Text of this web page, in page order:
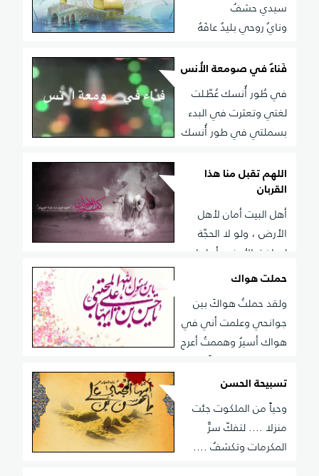
سيدي حشفُ
ونايُ روحي بليدٌ عافَهُ
فَناءٌ في صومعة الأُنس
في طُور أُنسك عُطّـلت
لغتي وتعثرت في البدء
بسملتي في طور أُنسك
اللهم تقبل منا هذا
القربان
أهل البيت أمان لأهل
الأرض ، ولو لا الحجّة
لساخت الأرض بأهلها ،
لكن المفارقة أن دم الحسين عليه السلام كان هو الأمان
لأمة انحرفت حتى استحقت عذاب الاستئصال ، فقدّم
نفسه الشريفة ليأمن أهل الأرض ..
حملت هواك
ولقد حملتُ هواكَ بين
جوانحي وعلمت أني في
هواك أسيرُ وهممتُ أعرج
نحو قدسك موقناً درب الهوى للعاشقين قصيرُ
تسبيحة الحسن
وحياً من الملكوت جئت
منزلا .... لتفكّ سرَّ
المكرمات وتكشفُ ....